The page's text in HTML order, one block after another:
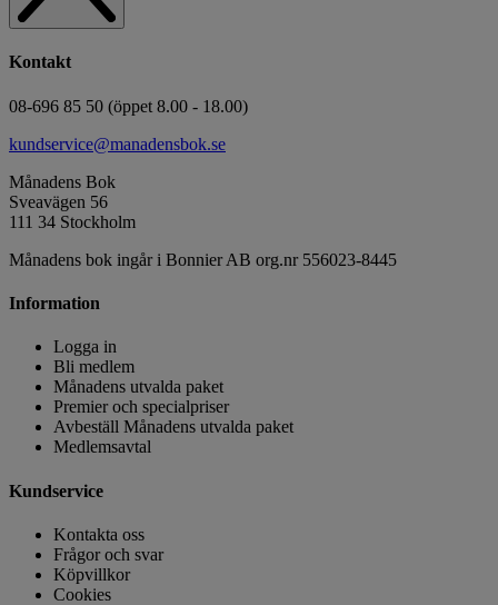
Kontakt
08-696 85 50 (öppet 8.00 - 18.00)
kundservice@manadensbok.se
Månadens Bok
Sveavägen 56
111 34 Stockholm
Månadens bok ingår i Bonnier AB org.nr 556023-8445
Information
Logga in
Bli medlem
Månadens utvalda paket
Premier och specialpriser
Avbeställ Månadens utvalda paket
Medlemsavtal
Kundservice
Kontakta oss
Frågor och svar
Köpvillkor
Cookies